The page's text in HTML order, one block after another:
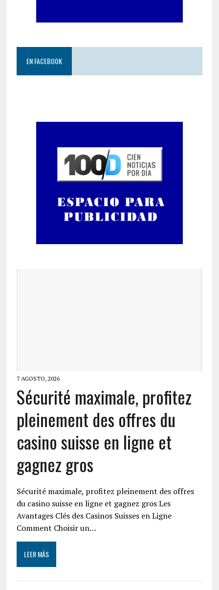
EN FACEBOOK
7 AGOSTO, 2026
Sécurité maximale, profitez
pleinement des offres du
casino suisse en ligne et
gagnez gros
Sécurité maximale, profitez pleinement des offres
du casino suisse en ligne et gagnez gros Les
Avantages Clés des Casinos Suisses en Ligne
Comment Choisir un…
LEER MÁS